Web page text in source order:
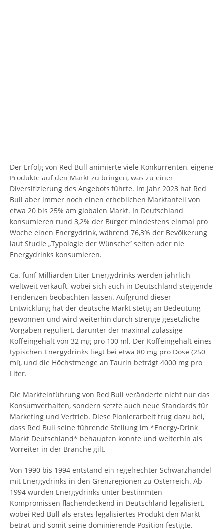
Der Erfolg von Red Bull animierte viele Konkurrenten, eigene
Produkte auf den Markt zu bringen, was zu einer
Diversifizierung des Angebots führte. Im Jahr 2023 hat Red
Bull aber immer noch einen erheblichen Marktanteil von
etwa 20 bis 25% am globalen Markt. In Deutschland
konsumieren rund 3,2% der Bürger mindestens einmal pro
Woche einen Energydrink, während 76,3% der Bevölkerung
laut Studie „Typologie der Wünsche“ selten oder nie
Energydrinks konsumieren.
Ca. fünf Milliarden Liter Energydrinks werden jährlich
weltweit verkauft, wobei sich auch in Deutschland steigende
Tendenzen beobachten lassen. Aufgrund dieser
Entwicklung hat der deutsche Markt stetig an Bedeutung
gewonnen und wird weiterhin durch strenge gesetzliche
Vorgaben reguliert, darunter der maximal zulässige
Koffeingehalt von 32 mg pro 100 ml. Der Koffeingehalt eines
typischen Energydrinks liegt bei etwa 80 mg pro Dose (250
ml), und die Höchstmenge an Taurin beträgt 4000 mg pro
Liter.
Die Markteinführung von Red Bull veränderte nicht nur das
Konsumverhalten, sondern setzte auch neue Standards für
Marketing und Vertrieb. Diese Pionierarbeit trug dazu bei,
dass Red Bull seine führende Stellung im *Energy-Drink
Markt Deutschland* behaupten konnte und weiterhin als
Vorreiter in der Branche gilt.
Von 1990 bis 1994 entstand ein regelrechter Schwarzhandel
mit Energydrinks in den Grenzregionen zu Österreich. Ab
1994 wurden Energydrinks unter bestimmten
Kompromissen flächendeckend in Deutschland legalisiert,
wobei Red Bull als erstes legalisiertes Produkt den Markt
betrat und somit seine dominierende Position festigte.